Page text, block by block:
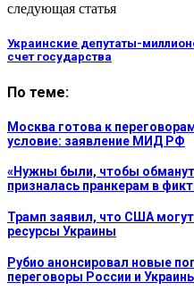
следующая статья
Украинские депутаты-
счет государства
По теме:
Москва готова к
условие: заявление МИД РФ
«Нужны были, чтобы
призналась пранкерам в
Трамп заявил, что США могут
ресурсы Украины
Рубио анонсировал новые
переговоры России и